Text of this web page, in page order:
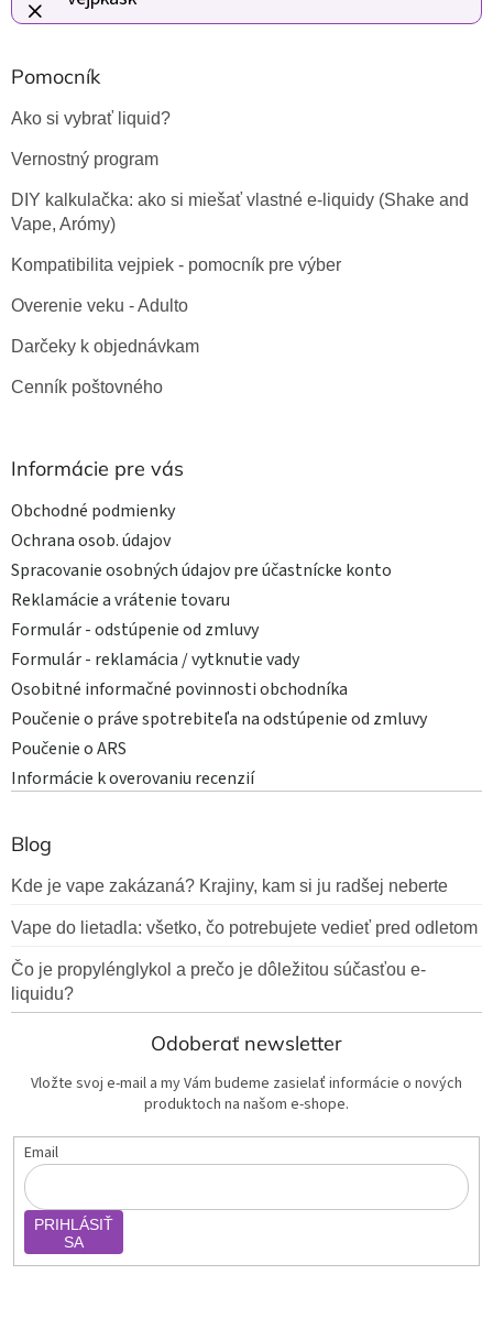
e
Pomocník
Ako si vybrať liquid?
Vernostný program
DIY kalkulačka: ako si miešať vlastné e-liquidy (Shake and
Vape, Arómy)
Kompatibilita vejpiek - pomocník pre výber
Overenie veku - Adulto
Darčeky k objednávkam
Cenník poštovného
Informácie pre vás
Obchodné podmienky
Ochrana osob. údajov
Spracovanie osobných údajov pre účastnícke konto
Reklamácie a vrátenie tovaru
Formulár - odstúpenie od zmluvy
Formulár - reklamácia / vytknutie vady
Osobitné informačné povinnosti obchodníka
Poučenie o práve spotrebiteľa na odstúpenie od zmluvy
Poučenie o ARS
Informácie k overovaniu recenzií
Blog
Kde je vape zakázaná? Krajiny, kam si ju radšej neberte
Vape do lietadla: všetko, čo potrebujete vedieť pred odletom
Čo je propylénglykol a prečo je dôležitou súčasťou e-
liquidu?
Odoberať newsletter
Vložte svoj e-mail a my Vám budeme zasielať informácie o nových
produktoch na našom e-shope.
Email
PRIHLÁSIŤ
SA